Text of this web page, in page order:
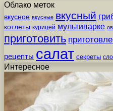
Облако меток
вкусное вкусные вкусный
котлеты курицей мультиварке
приготовить
рецепты салат секреты
Интересное